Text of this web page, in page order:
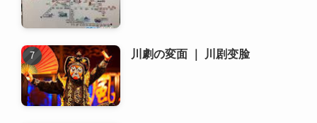
川劇の変面 ｜ 川剧变脸